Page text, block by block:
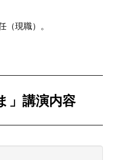
（現職）。
」講演内容